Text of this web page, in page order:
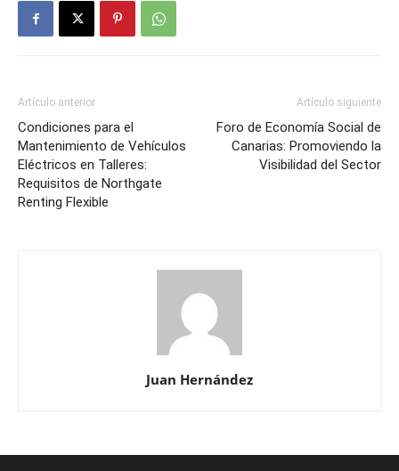
Artículo anterior
Condiciones para el
Mantenimiento de Vehículos
Eléctricos en Talleres:
Requisitos de Northgate
Renting Flexible
Artículo siguiente
Foro de Economía Social de
Canarias: Promoviendo la
Visibilidad del Sector
Juan Hernández